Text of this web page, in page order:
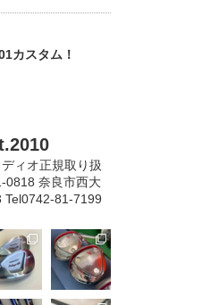
カスタム！
ィオ正規取り扱
0818 奈良市西大
Tel0742-81-7199